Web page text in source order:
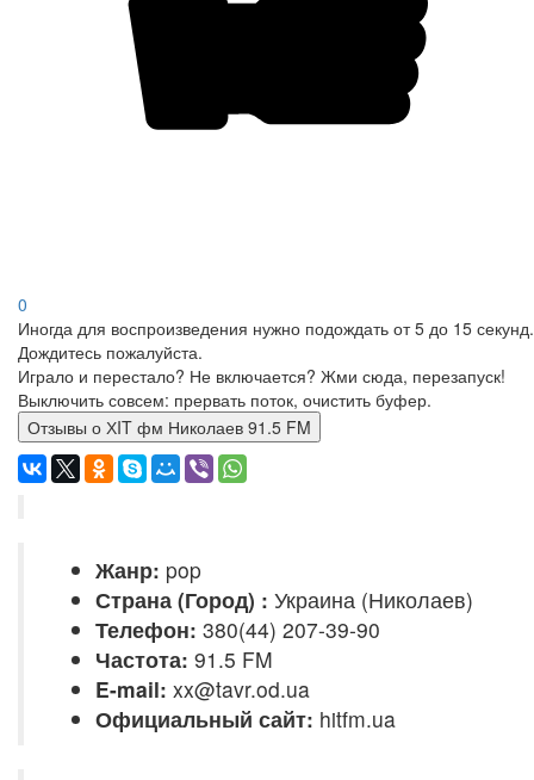
0
Иногда для воспроизведения нужно подождать от 5 до 15 секунд.
Дождитесь пожалуйста.
Играло и перестало? Не включается? Жми сюда, перезапуск!
Выключить совсем: прервать поток, очистить буфер.
Отзывы о ХIT фм Николаев 91.5 FM
Жанр: pop
Страна (Город) : Украина (Николаев)
Телефон: 380(44) 207-39-90
Частота: 91.5 FM
E-mail: xx@tavr.od.ua
Официальный сайт: hitfm.ua